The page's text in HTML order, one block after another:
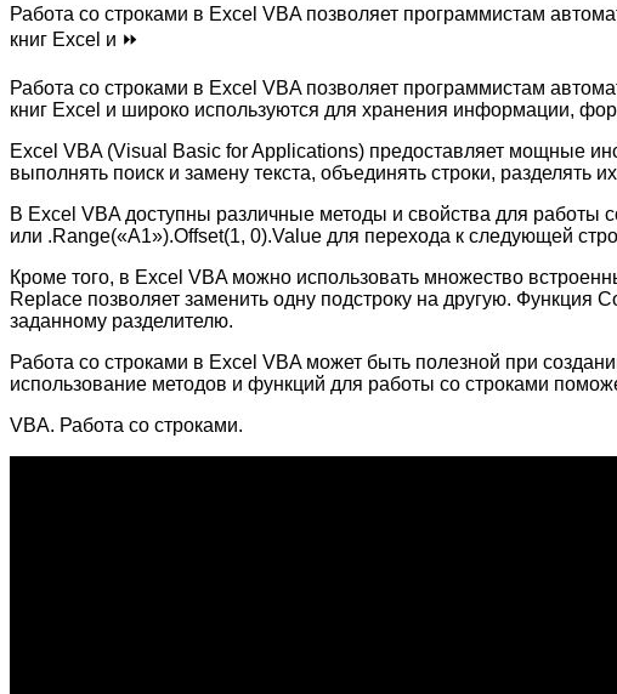
Работа со строками в Excel VBA позволяет программистам
книг Excel и ⏩
Работа со строками в Excel VBA позволяет программистам
книг Excel и широко используются для хранения информации,
Excel VBA (Visual Basic for Applications) предоставляет мощные
выполнять поиск и замену текста, объединять строки, разделять
В Excel VBA доступны различные методы и свойства для работы
или .Range(«A1»).Offset(1, 0).Value для перехода к следующей
Кроме того, в Excel VBA можно использовать множество
Replace позволяет заменить одну подстроку на другую. Функция
заданному разделителю.
Работа со строками в Excel VBA может быть полезной при
использование методов и функций для работы со строками
VBA. Работа со строками.